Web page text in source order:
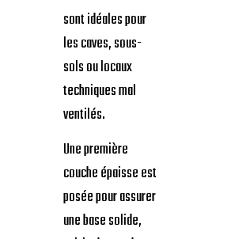
sont idéales pour
les caves, sous-
sols ou locaux
techniques mal
ventilés.
Une première
couche épaisse est
posée pour assurer
une base solide,